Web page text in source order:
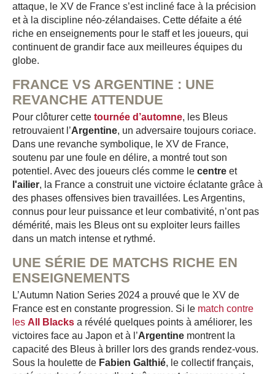
attaque, le XV de France s’est incliné face à la précision
et à la discipline néo-zélandaises. Cette défaite a été
riche en enseignements pour le staff et les joueurs, qui
continuent de grandir face aux meilleures équipes du
globe.
FRANCE VS ARGENTINE : UNE
REVANCHE ATTENDUE
Pour clôturer cette tournée d’automne, les Bleus
retrouvaient l’Argentine, un adversaire toujours coriace.
Dans une revanche symbolique, le XV de France,
soutenu par une foule en délire, a montré tout son
potentiel. Avec des joueurs clés comme le centre et
l'ailier, la France a construit une victoire éclatante grâce à
des phases offensives bien travaillées. Les Argentins,
connus pour leur puissance et leur combativité, n’ont pas
démérité, mais les Bleus ont su exploiter leurs failles
dans un match intense et rythmé.
UNE SÉRIE DE MATCHS RICHE EN
ENSEIGNEMENTS
L’Autumn Nation Series 2024 a prouvé que le XV de
France est en constante progression. Si le match contre
les All Blacks a révélé quelques points à améliorer, les
victoires face au Japon et à l’Argentine montrent la
capacité des Bleus à briller lors des grands rendez-vous.
Sous la houlette de Fabien Galthié, le collectif français,